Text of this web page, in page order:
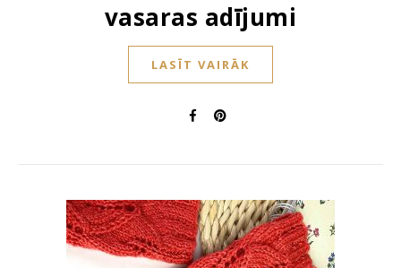
vasaras adījumi
LASĪT VAIRĀK